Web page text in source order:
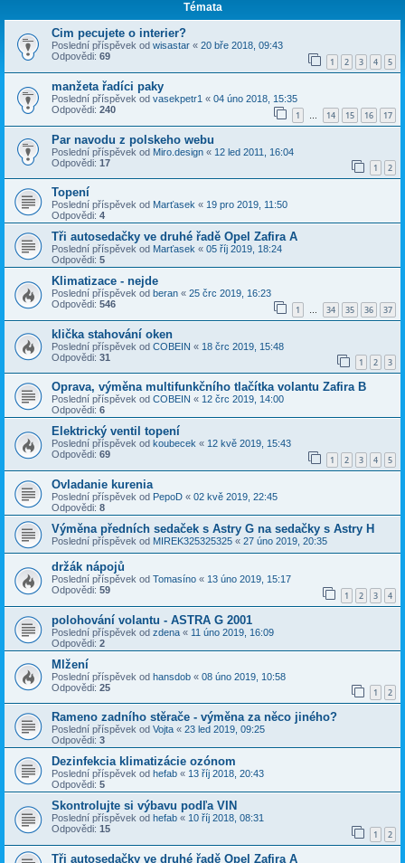
Témata
Cim pecujete o interier?
Poslední příspěvek od wisastar « 20 bře 2018, 09:43
Odpovědi: 69 1 2 3 4 5
manžeta řadíci paky
Poslední příspěvek od vasekpetr1 « 04 úno 2018, 15:35
Odpovědi: 240 1 … 14 15 16 17
Par navodu z polskeho webu
Poslední příspěvek od Miro.design « 12 led 2011, 16:04
Odpovědi: 17 1 2
Topení
Poslední příspěvek od Marťasek « 19 pro 2019, 11:50
Odpovědi: 4
Tři autosedačky ve druhé řadě Opel Zafira A
Poslední příspěvek od Marťasek « 05 říj 2019, 18:24
Odpovědi: 5
Klimatizace - nejde
Poslední příspěvek od beran « 25 črc 2019, 16:23
Odpovědi: 546 1 … 34 35 36 37
klička stahování oken
Poslední příspěvek od COBEIN « 18 črc 2019, 15:48
Odpovědi: 31 1 2 3
Oprava, výměna multifunkčního tlačítka volantu Zafira B
Poslední příspěvek od COBEIN « 12 črc 2019, 14:00
Odpovědi: 6
Elektrický ventil topení
Poslední příspěvek od koubecek « 12 kvě 2019, 15:43
Odpovědi: 69 1 2 3 4 5
Ovladanie kurenia
Poslední příspěvek od PepoD « 02 kvě 2019, 22:45
Odpovědi: 8
Výměna předních sedaček s Astry G na sedačky s Astry H
Poslední příspěvek od MIREK325325325 « 27 úno 2019, 20:35
držák nápojů
Poslední příspěvek od Tomasíno « 13 úno 2019, 15:17
Odpovědi: 59 1 2 3 4
polohování volantu - ASTRA G 2001
Poslední příspěvek od zdena « 11 úno 2019, 16:09
Odpovědi: 2
Mlžení
Poslední příspěvek od hansdob « 08 úno 2019, 10:58
Odpovědi: 25 1 2
Rameno zadního stěrače - výměna za něco jiného?
Poslední příspěvek od Vojta « 23 led 2019, 09:25
Odpovědi: 3
Dezinfekcia klimatizácie ozónom
Poslední příspěvek od hefab « 13 říj 2018, 20:43
Odpovědi: 5
Skontrolujte si výbavu podľa VIN
Poslední příspěvek od hefab « 10 říj 2018, 08:31
Odpovědi: 15 1 2
Tři autosedačky ve druhé řadě Opel Zafira A